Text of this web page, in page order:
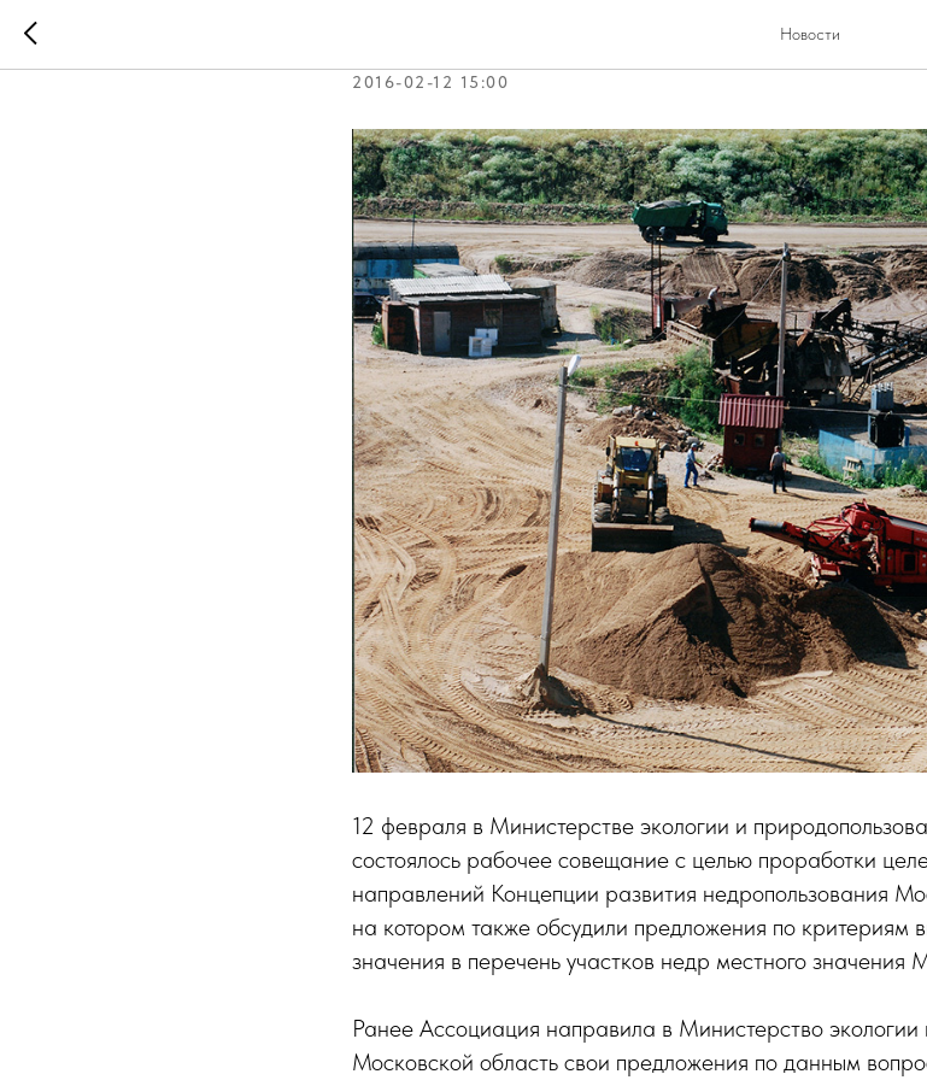
Новости
2016-02-12 15:00
12 февраля в Министерстве экологии и
состоялось рабочее совещание с целью проработки
направлений Концепции развития недропользования
на котором также обсудили предложения по критериям
значения в перечень участков недр местного значения
Ранее Ассоциация направила в Министерство экологии
Московской область свои предложения по данным